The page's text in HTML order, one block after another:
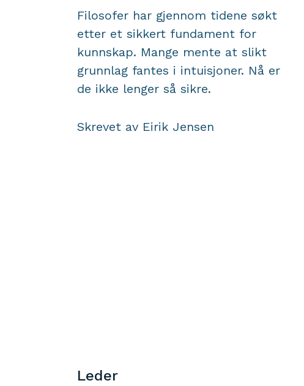
Filosofer har gjennom tidene søkt
etter et sikkert fundament for
kunnskap. Mange mente at slikt
grunnlag fantes i intuisjoner. Nå er
de ikke lenger så sikre.
Skrevet av Eirik Jensen
Leder